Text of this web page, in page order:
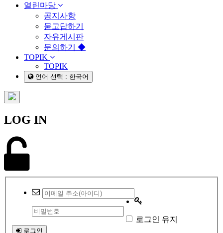
열린마당
공지사항
묻고답하기
자유게시판
문의하기 ◆
TOPIK
TOPIK
언어 선택 : 한국어
LOG IN
로그인 유지
로그인